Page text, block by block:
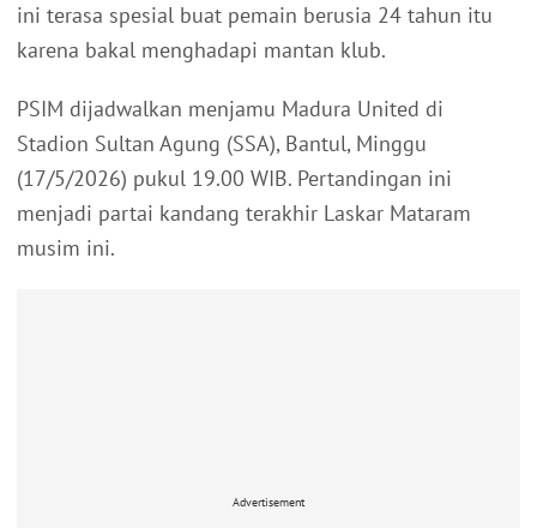
ini terasa spesial buat pemain berusia 24 tahun itu
karena bakal menghadapi mantan klub.
PSIM dijadwalkan menjamu Madura United di
Stadion Sultan Agung (SSA), Bantul, Minggu
(17/5/2026) pukul 19.00 WIB. Pertandingan ini
menjadi partai kandang terakhir Laskar Mataram
musim ini.
Advertisement